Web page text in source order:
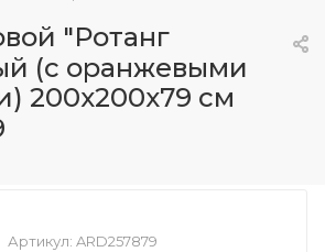
"Ротанг
(с оранжевыми
200x200x79 см
Артикул: ARD257879